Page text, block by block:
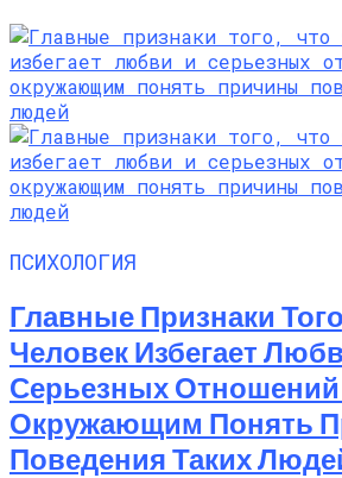
ПСИХОЛОГИЯ
Главные Признаки
Человек Избегает
Серьезных Отношений
Окружающим Понять
Поведения Таких